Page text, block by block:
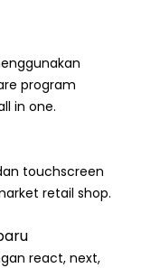
program
in one.
touchscreen
retail shop.
react, next,